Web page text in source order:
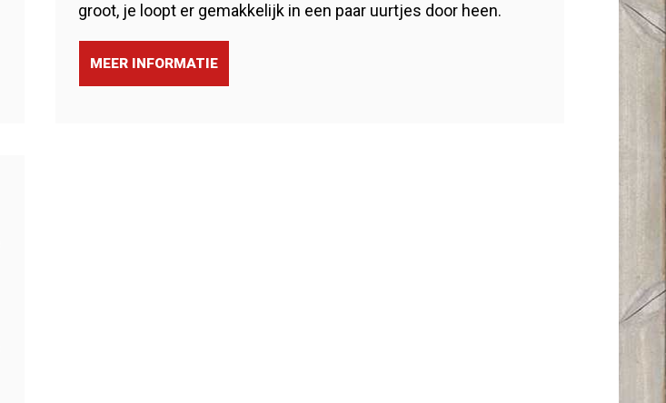
groot, je loopt er gemakkelijk in een paar uurtjes door heen.
MEER INFORMATIE